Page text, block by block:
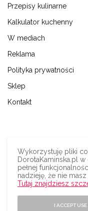
Przepisy kulinarne
Kalkulator kuchenny
W mediach
Reklama
Polityka prywatności
Sklep
Kontakt
© 2009-2024 |
podróże i styl życia |
odnośników na
Wykorzystuję pliki
DorotaKaminska.pl
pełnej
nadzieję, że nie
Tutaj znajdziesz
I ACCEPT